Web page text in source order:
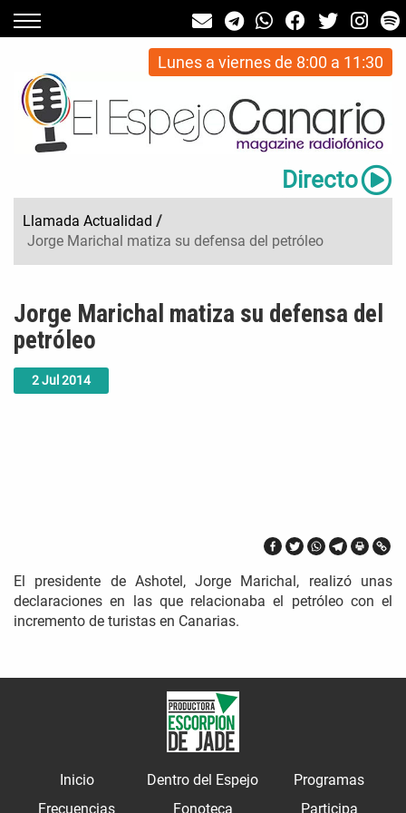
Lunes a viernes de 8:00 a 11:30
Directo
Llamada Actualidad /
Jorge Marichal matiza su defensa del petróleo
2Jul 2014
Jorge Marichal matiza su defensa del
petróleo
El presidente de Ashotel, Jorge Marichal, realizó unas
declaraciones en las que relacionaba el petróleo con el
incremento de turistas en Canarias.
Inicio Dentro del Espejo
Programas
Frecuencias
Fonoteca Participa